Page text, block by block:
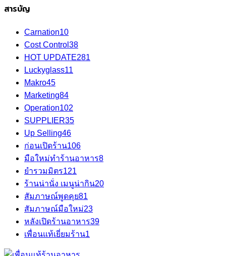
สารบัญ
Carnation10
Cost Control 38
HOT UPDATE281
Luckyglass11
Makro45
Marketing84
Operation102
SUPPLIER35
Up Selling46
ก่อนเปิดร้าน106
มือใหม่ทำร้านอาหาร8
ยำรวมมิตร121
ร้านน่านั่ง เมนูน่ากิน20
สัมภาษณ์พูดคุย81
สัมภาษณ์มือใหม่23
หลังเปิดร้านอาหาร39
เพื่อนแท้เยี่ยมร้าน1